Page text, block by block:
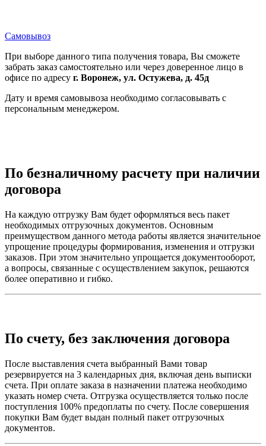
Самовывоз
При выборе данного типа получения товара, Вы сможете
забрать заказ самостоятельно или через доверенное лицо в
офисе по адресу г. Воронеж, ул. Остужева, д. 45д
Дату и время самовывоза необходимо согласовывать с
персональным менеджером.
По безналичному расчету при наличии
договора
На каждую отгрузку Вам будет оформляться весь пакет
необходимых отгрузочных документов. Основным
преимуществом данного метода работы является значительное
упрощение процедуры формирования, изменения и отгрузки
заказов. При этом значительно упрощается документооборот,
а вопросы, связанные с осуществлением закупок, решаются
более оперативно и гибко.
По счету, без заключения договора
После выставления счета выбранный Вами товар
резервируется на 3 календарных дня, включая день выписки
счета. При оплате заказа в назначении платежа необходимо
указать номер счета. Отгрузка осуществляется только после
поступления 100% предоплаты по счету. После совершения
покупки Вам будет выдан полный пакет отгрузочных
документов.